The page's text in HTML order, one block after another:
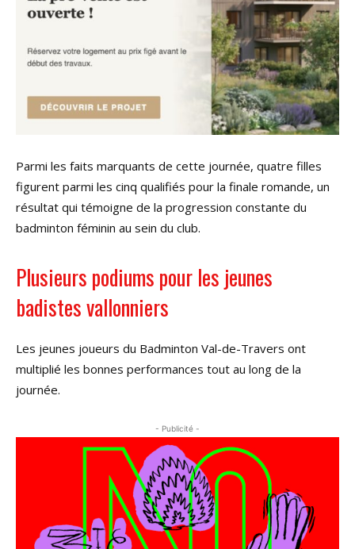
Parmi les faits marquants de cette journée, quatre filles
figurent parmi les cinq qualifiés pour la finale romande, un
résultat qui témoigne de la progression constante du
badminton féminin au sein du club.
Plusieurs podiums pour les jeunes
badistes vallonniers
Les jeunes joueurs du Badminton Val-de-Travers ont
multiplié les bonnes performances tout au long de la
journée.
- Publicité -